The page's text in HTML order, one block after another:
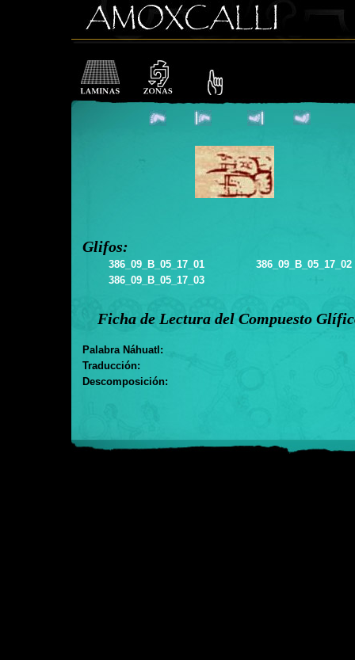
Glifos:
386_09_B_05_17_01
386_09_B_05_17_02
386_09_B_05_17_03
Ficha de Lectura del Compuesto
Palabra Náhuatl:
Traducción:
Descomposición: